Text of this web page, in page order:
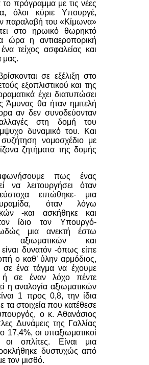
πρόγραμμα με τις νέες
όλοι κύριε Υπουργέ,
παραλαβή του «Κίμωνα»
στο ηρωικό θωρηκτό
ώρα η αντιαεροπορική
τείχος ασφαλείας και
μας.
σε εξέλιξη στο
εξοπλιστικού και της
έχει διατυπώσει
Άμυνας θα ήταν ημιτελή
αν δεν συνοδεύονταν
στη δομή του
δυναμικό του. Και
νομοσχέδιο με
ζητήματα της δομής
πως ένας
να λειτουργήσει όταν
ειπώθηκε- μια
όταν λόγω
-και ασκήθηκε και
ίδιο τον Υπουργό-
μια ανεκτή έστω
αξιωματικών και
δυνατόν -όπως είπε
ο καθ’ ύλην αρμόδιος,
ένα τάγμα να έχουμε
ή σε έναν λόχο πέντε
η αναλογία αξιωματικών
1 προς 0,8, την ίδια
στοιχεία που κατέθεσε
ο κ. Αθανάσιος
Δυνάμεις της Γαλλίας
17,4%, οι υπαξιωματικοί
οπλίτες. Είναι μια
δυστυχώς από
τον μισθό.